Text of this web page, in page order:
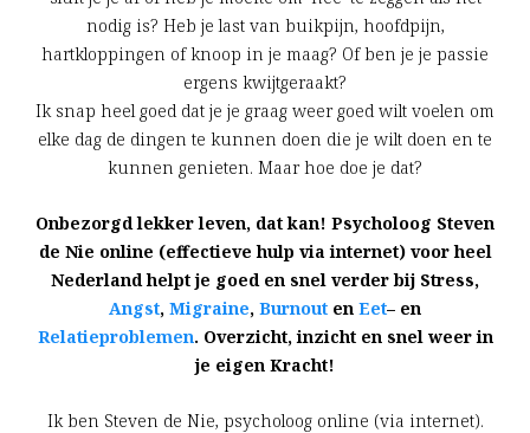
nodig is? Heb je last van buikpijn, hoofdpijn,
hartkloppingen of knoop in je maag? Of ben je je passie
ergens kwijtgeraakt?
Ik snap heel goed dat je je graag weer goed wilt voelen om
elke dag de dingen te kunnen doen die je wilt doen en te
kunnen genieten. Maar hoe doe je dat?
Onbezorgd lekker leven, dat kan! Psycholoog Steven
de Nie online (effectieve hulp via internet) voor heel
Nederland helpt je goed en snel verder bij Stress,
Angst, Migraine, Burnout en Eet– en
Relatieproblemen. Overzicht, inzicht en snel weer in
je eigen Kracht!
Ik ben Steven de Nie, psycholoog online (via internet).